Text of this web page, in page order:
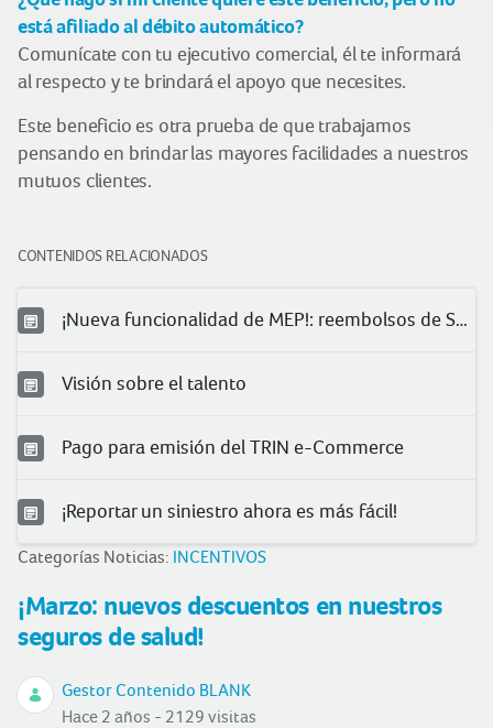
está afiliado al débito automático?
Comunícate con tu ejecutivo comercial, él te informará
al respecto y te brindará el apoyo que necesites.
Este beneficio es otra prueba de que trabajamos
pensando en brindar las mayores facilidades a nuestros
mutuos clientes.
CONTENIDOS RELACIONADOS
¡Nueva funcionalidad de MEP!: reembolsos de Salud
Visión sobre el talento
Pago para emisión del TRIN e-Commerce
¡Reportar un siniestro ahora es más fácil!
Categorías Noticias: INCENTIVOS
¡Marzo: nuevos descuentos en nuestros
seguros de salud!
Gestor Contenido BLANK
Hace 2 años - 2129 visitas